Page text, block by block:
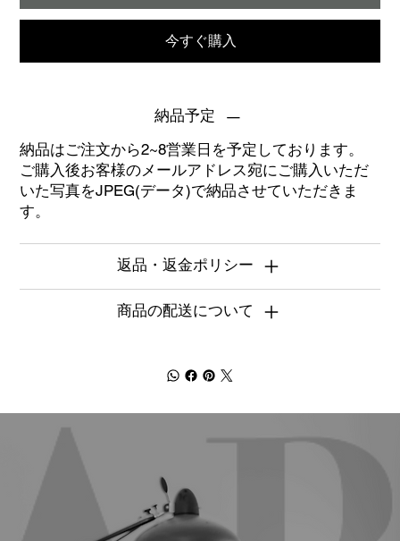
今すぐ購入
納品予定
納品はご注文から2~8営業日を予定しております。
ご購入後お客様のメールアドレス宛にご購入いただ
いた写真をJPEG(データ)で納品させていただきま
す。
返品・返金ポリシー
商品の配送について